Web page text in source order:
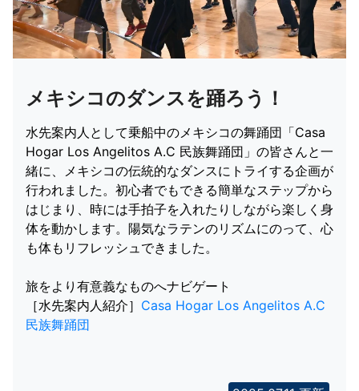
メキシコのダンスを踊ろう！
水先案内人として乗船中のメキシコの舞踊団「Casa
Hogar Los Angelitos A.C 民族舞踊団」の皆さんと一
緒に、メキシコの伝統的なダンスにトライする企画が
行われました。初心者でもできる簡単なステップから
はじまり、時には手拍子を入れたりしながら楽しく身
体を動かします。陽気なラテンのリズムにのって、心
も体もリフレッシュできました。
旅をより有意義なものへナビゲート
［水先案内人紹介］ Casa Hogar Los Angelitos A.C
民族舞踊団